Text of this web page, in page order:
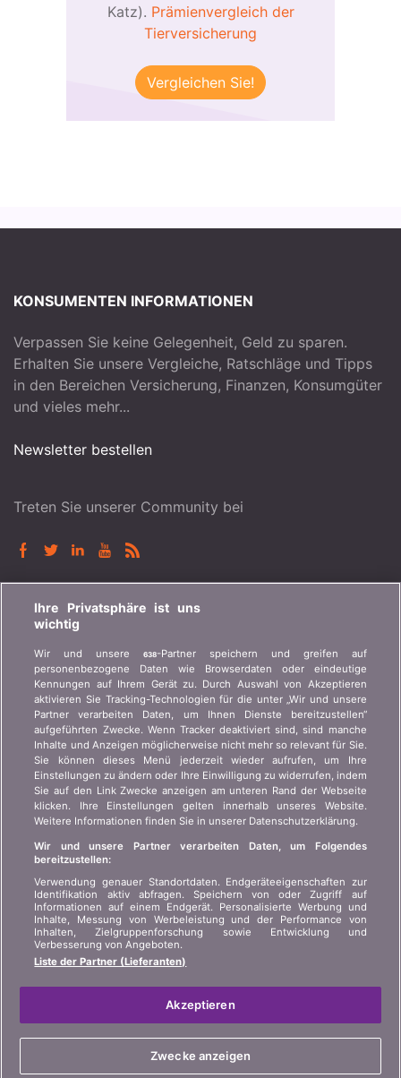
Katz). Prämienvergleich der
Tierversicherung
Vergleichen Sie!
KONSUMENTEN INFORMATIONEN
Verpassen Sie keine Gelegenheit, Geld zu sparen.
Erhalten Sie unsere Vergleiche, Ratschläge und Tipps
in den Bereichen Versicherung, Finanzen, Konsumgüter
und vieles mehr...
Newsletter bestellen
Treten Sie unserer Community bei
BONUS.CH
Wer ist bonus.ch? Wie funktionieren die Vergleiche?
Presseanfragen, Partnerschaften, Werbung...
Wer sind wir?
Kontakt
Werbung
Beitritt / Partnerschaft
Presse
Kundeninformation Art.
45 VAG
Datenschutz der
Privatsphäre
Rechtliche Informationen
SPRACHE
FR IT
© 2004-2026 copyright bonus.ch SA
Ihre Privatsphäre ist uns
wichtig
Wir und unsere638-Partner speichern und greifen auf
personenbezogene Daten wie Browserdaten oder eindeutige
Kennungen auf Ihrem Gerät zu. Durch Auswahl von Akzeptieren
aktivieren Sie Tracking-Technologien für die unter „Wir und unsere
Partner verarbeiten Daten, um Ihnen Dienste bereitzustellen“
aufgeführten Zwecke. Wenn Tracker deaktiviert sind, sind manche
Inhalte und Anzeigen möglicherweise nicht mehr so relevant für Sie.
Sie können dieses Menü jederzeit wieder aufrufen, um Ihre
Einstellungen zu ändern oder Ihre Einwilligung zu widerrufen, indem
Sie auf den Link Zwecke anzeigen am unteren Rand der Webseite
klicken. Ihre Einstellungen gelten innerhalb unseres Website.
Weitere Informationen finden Sie in unserer Datenschutzerklärung.
Wir und unsere Partner verarbeiten Daten, um Folgendes
bereitzustellen:
Verwendung genauer Standortdaten. Endgeräteeigenschaften zur
Identifikation aktiv abfragen. Speichern von oder Zugriff auf
Informationen auf einem Endgerät. Personalisierte Werbung und
Inhalte, Messung von Werbeleistung und der Performance von
Inhalten, Zielgruppenforschung sowie Entwicklung und
Verbesserung von Angeboten.
Liste der Partner (Lieferanten)
Akzeptieren
Zwecke anzeigen